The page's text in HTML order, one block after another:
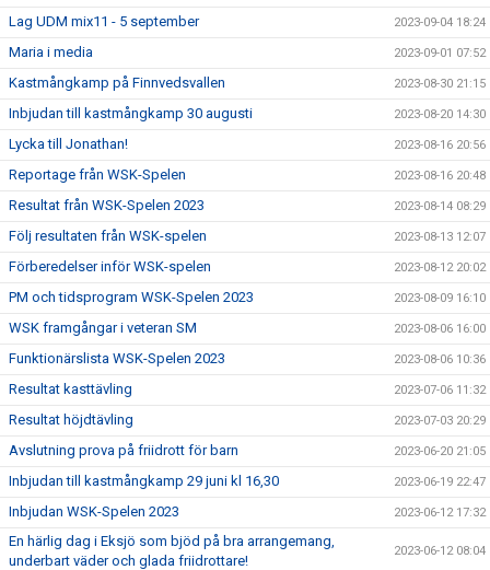
Lag UDM mix11 - 5 september 2023-09-04 18:24
Maria i media 2023-09-01 07:52
Kastmångkamp på Finnvedsvallen 2023-08-30 21:15
Inbjudan till kastmångkamp 30 augusti 2023-08-20 14:30
Lycka till Jonathan! 2023-08-16 20:56
Reportage från WSK-Spelen 2023-08-16 20:48
Resultat från WSK-Spelen 2023 2023-08-14 08:29
Följ resultaten från WSK-spelen 2023-08-13 12:07
Förberedelser inför WSK-spelen 2023-08-12 20:02
PM och tidsprogram WSK-Spelen 2023 2023-08-09 16:10
WSK framgångar i veteran SM 2023-08-06 16:00
Funktionärslista WSK-Spelen 2023 2023-08-06 10:36
Resultat kasttävling 2023-07-06 11:32
Resultat höjdtävling 2023-07-03 20:29
Avslutning prova på friidrott för barn 2023-06-20 21:05
Inbjudan till kastmångkamp 29 juni kl 16,30 2023-06-19 22:47
Inbjudan WSK-Spelen 2023 2023-06-12 17:32
En härlig dag i Eksjö som bjöd på bra arrangemang,
underbart väder och glada friidrottare!
2023-06-12 08:04